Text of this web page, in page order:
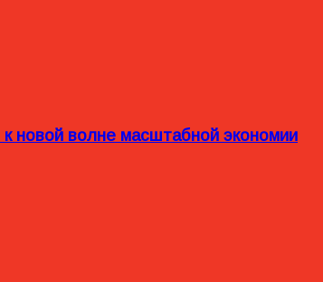
новой волне масштабной экономии